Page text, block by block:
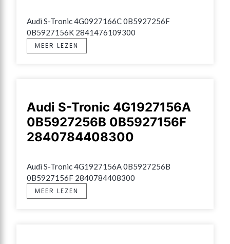
Audi S-Tronic 4G0927166C 0B5927256F
0B5927156K 2841476109300
MEER LEZEN
Audi S-Tronic 4G1927156A
0B5927256B 0B5927156F
2840784408300
Audi S-Tronic 4G1927156A 0B5927256B
0B5927156F 2840784408300
MEER LEZEN